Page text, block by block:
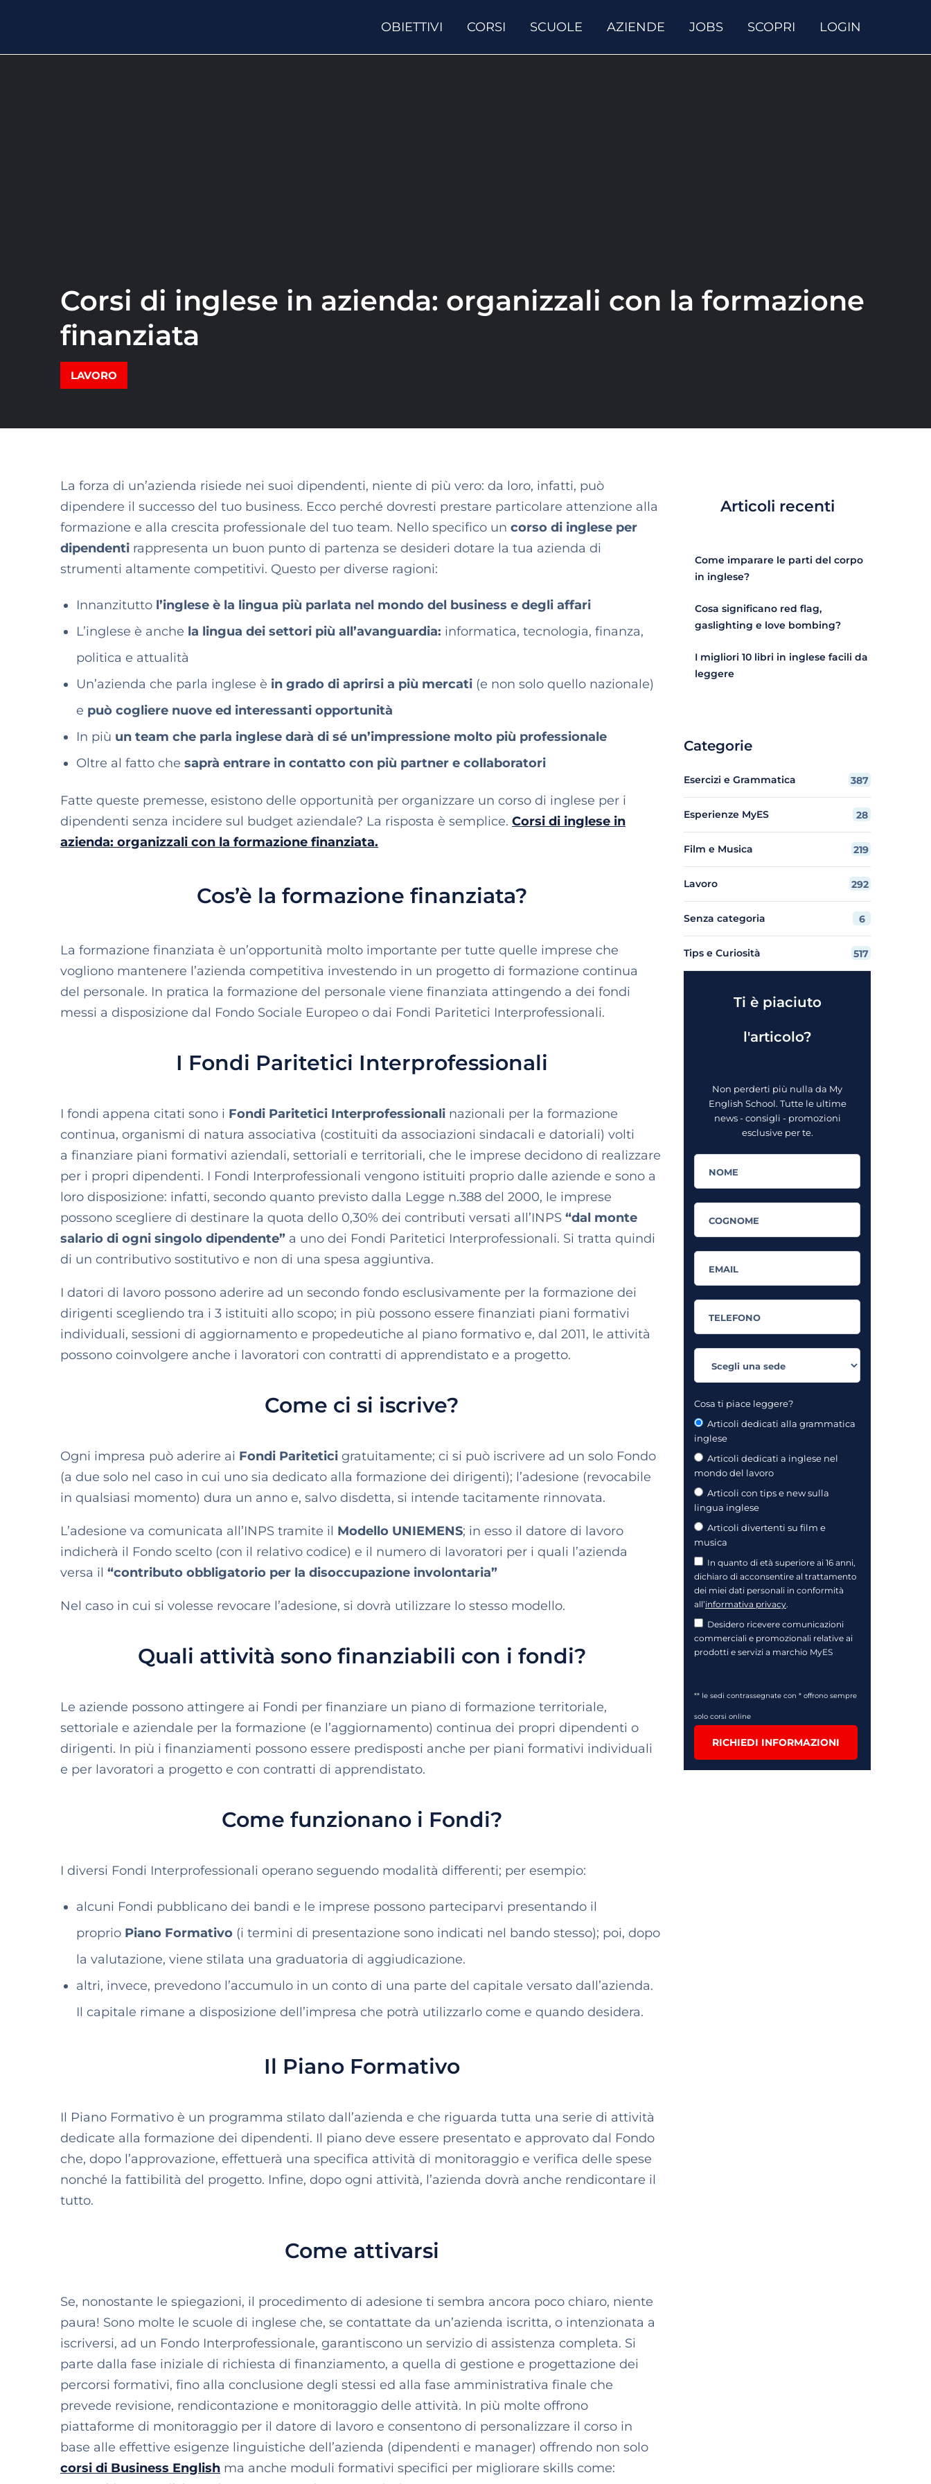
OBIETTIVI CORSI SCUOLE AZIENDE JOBS SCOPRI LOGIN
Corsi di inglese in azienda: organizzali con la formazione
finanziata
LAVORO
La forza di un’azienda risiede nei suoi dipendenti, niente di più vero: da loro, infatti, può
dipendere il successo del tuo business. Ecco perché dovresti prestare particolare attenzione alla
formazione e alla crescita professionale del tuo team. Nello specifico un corso di inglese per
dipendenti rappresenta un buon punto di partenza se desideri dotare la tua azienda di
strumenti altamente competitivi. Questo per diverse ragioni:
Innanzitutto l’inglese è la lingua più parlata nel mondo del business e degli affari
L’inglese è anche la lingua dei settori più all’avanguardia: informatica, tecnologia, finanza,
politica e attualità
Un’azienda che parla inglese è in grado di aprirsi a più mercati (e non solo quello nazionale)
e può cogliere nuove ed interessanti opportunità
In più un team che parla inglese darà di sé un’impressione molto più professionale
Oltre al fatto chesaprà entrare in contatto con più partner e collaboratori
Fatte queste premesse, esistono delle opportunità per organizzare un corso di inglese per i
dipendenti senza incidere sul budget aziendale? La risposta è semplice. Corsi di inglese in
azienda: organizzali con la formazione finanziata.
Cos’è la formazione finanziata?
La formazione finanziata è un’opportunità molto importante per tutte quelle imprese che
vogliono mantenere l’azienda competitiva investendo in un progetto di formazione continua
del personale. In pratica la formazione del personale viene finanziata attingendo a dei fondi
messi a disposizione dal Fondo Sociale Europeo o dai Fondi Paritetici Interprofessionali.
I Fondi Paritetici Interprofessionali
I fondi appena citati sono i Fondi Paritetici Interprofessionali nazionali per la formazione
continua, organismi di natura associativa (costituiti da associazioni sindacali e datoriali) volti
a finanziare piani formativi aziendali, settoriali e territoriali, che le imprese decidono di realizzare
per i propri dipendenti. I Fondi Interprofessionali vengono istituiti proprio dalle aziende e sono a
loro disposizione: infatti, secondo quanto previsto dalla Legge n.388 del 2000, le imprese
possono scegliere di destinare la quota dello 0,30% dei contributi versati all’INPS “dal monte
salario di ogni singolo dipendente” a uno dei Fondi Paritetici Interprofessionali. Si tratta quindi
di un contributivo sostitutivo e non di una spesa aggiuntiva.
I datori di lavoro possono aderire ad un secondo fondo esclusivamente per la formazione dei
dirigenti scegliendo tra i 3 istituiti allo scopo; in più possono essere finanziati piani formativi
individuali, sessioni di aggiornamento e propedeutiche al piano formativo e, dal 2011, le attività
possono coinvolgere anche i lavoratori con contratti di apprendistato e a progetto.
Come ci si iscrive?
Ogni impresa può aderire ai Fondi Paritetici gratuitamente; ci si può iscrivere ad un solo Fondo
(a due solo nel caso in cui uno sia dedicato alla formazione dei dirigenti); l’adesione (revocabile
in qualsiasi momento) dura un anno e, salvo disdetta, si intende tacitamente rinnovata.
L’adesione va comunicata all’INPS tramite il Modello UNIEMENS; in esso il datore di lavoro
indicherà il Fondo scelto (con il relativo codice) e il numero di lavoratori per i quali l’azienda
versa il “contributo obbligatorio per la disoccupazione involontaria”
Nel caso in cui si volesse revocare l’adesione, si dovrà utilizzare lo stesso modello.
Quali attività sono finanziabili con i fondi?
Le aziende possono attingere ai Fondi per finanziare un piano di formazione territoriale,
settoriale e aziendale per la formazione (e l’aggiornamento) continua dei propri dipendenti o
dirigenti. In più i finanziamenti possono essere predisposti anche per piani formativi individuali
e per lavoratori a progetto e con contratti di apprendistato.
Come funzionano i Fondi?
I diversi Fondi Interprofessionali operano seguendo modalità differenti; per esempio:
alcuni Fondi pubblicano dei bandi e le imprese possono parteciparvi presentando il
proprio Piano Formativo (i termini di presentazione sono indicati nel bando stesso); poi, dopo
la valutazione, viene stilata una graduatoria di aggiudicazione.
altri, invece, prevedono l’accumulo in un conto di una parte del capitale versato dall’azienda.
Il capitale rimane a disposizione dell’impresa che potrà utilizzarlo come e quando desidera.
Il Piano Formativo
Il Piano Formativo è un programma stilato dall’azienda e che riguarda tutta una serie di attività
dedicate alla formazione dei dipendenti. Il piano deve essere presentato e approvato dal Fondo
che, dopo l’approvazione, effettuerà una specifica attività di monitoraggio e verifica delle spese
nonché la fattibilità del progetto. Infine, dopo ogni attività, l’azienda dovrà anche rendicontare il
tutto.
Come attivarsi
Se, nonostante le spiegazioni, il procedimento di adesione ti sembra ancora poco chiaro, niente
paura! Sono molte le scuole di inglese che, se contattate da un’azienda iscritta, o intenzionata a
iscriversi, ad un Fondo Interprofessionale, garantiscono un servizio di assistenza completa. Si
parte dalla fase iniziale di richiesta di finanziamento, a quella di gestione e progettazione dei
percorsi formativi, fino alla conclusione degli stessi ed alla fase amministrativa finale che
prevede revisione, rendicontazione e monitoraggio delle attività. In più molte offrono
piattaforme di monitoraggio per il datore di lavoro e consentono di personalizzare il corso in
base alle effettive esigenze linguistiche dell’azienda (dipendenti e manager) offrendo non solo
corsi di Business English ma anche moduli formativi specifici per migliorare skills come:
Articoli recenti
Come imparare le parti del corpo
in inglese?
Cosa significano red flag,
gaslighting e love bombing?
I migliori 10 libri in inglese facili da
leggere
Categorie
Esercizi e Grammatica 387
Esperienze MyES 28
Film e Musica 219
Lavoro 292
Senza categoria 6
Tips e Curiosità 517
Ti è piaciuto
l'articolo?
Non perderti più nulla da My
English School. Tutte le ultime
news - consigli - promozioni
esclusive per te.
Cosa ti piace leggere?
Articoli dedicati alla grammatica
inglese
Articoli dedicati a inglese nel
mondo del lavoro
Articoli con tips e new sulla
lingua inglese
Articoli divertenti su film e
musica
In quanto di età superiore ai 16 anni,
dichiaro di acconsentire al trattamento
dei miei dati personali in conformità
all’informativa privacy.
Desidero ricevere comunicazioni
commerciali e promozionali relative ai
prodotti e servizi a marchio MyES
** le sedi contrassegnate con * offrono sempre
solo corsi online
RICHIEDI INFORMAZIONI